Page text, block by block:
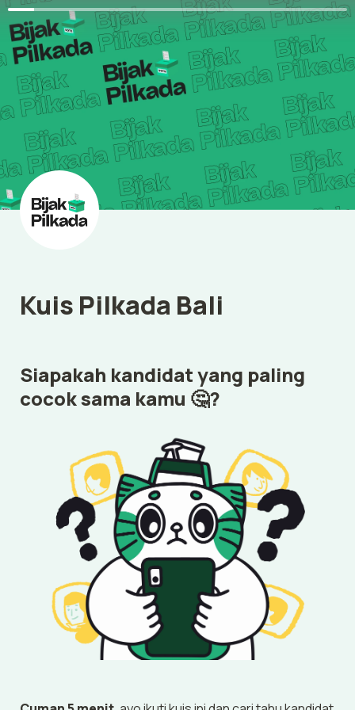
Kuis Pilkada Bali
Siapakah kandidat yang paling
cocok sama kamu 🤔?